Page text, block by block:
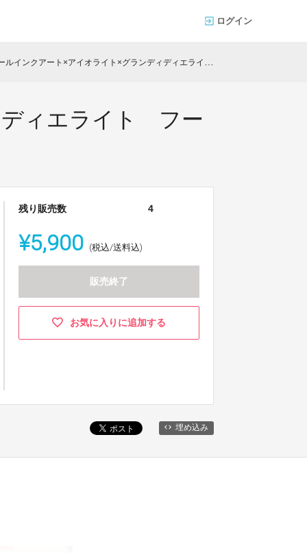
ログイン
ンクアート×アイオライト×グランディディエライト フープピアス・イヤリング
ディエライト フー
残り販売数 4
¥5,900 (税込/送料込)
販売終了
お気に入りに追加する
埋め込み